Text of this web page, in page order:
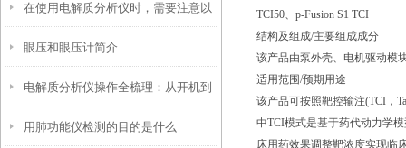
纳为以下三大核心模块
在使用电解质分析仪时，需要注意以
下几个重要的事项
眼压和眼压计简介
电解质分析仪操作全梳理：从开机到
出结果，每一步都藏着关键细节
用肺功能仪检测的目的是什么
TCI50、p-Fusion S1 TCI
结构及组成/主要组成成分
该产品由泵外壳、电机驱动模
适用范围/预期用途
该产品可按照靶控输注(TCI，
中TCI模式是基于药代动力学
床用药效果调整靶浓度实现临